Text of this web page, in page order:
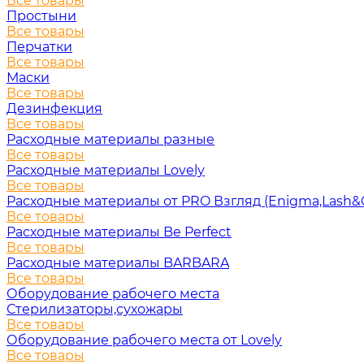
Простыни
Все товары
Перчатки
Все товары
Маски
Все товары
Дезинфекция
Все товары
Расходные материалы разные
Все товары
Расходные материалы Lovely
Все товары
Расходные материалы от PRO Взгляд
Все товары
Расходные материалы Be Perfect
Все товары
Расходные материалы BARBARA
Все товары
Оборудование рабочего места
Стерилизаторы,сухожары
Все товары
Оборудование рабочего места от Lovely
Все товары